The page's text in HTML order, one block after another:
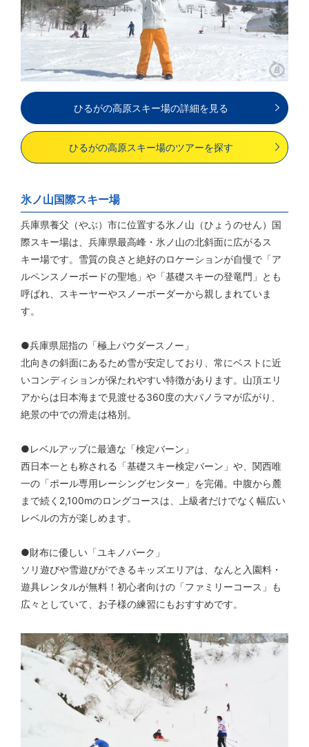
ひるがの高原スキー場の詳細を見る
ひるがの高原スキー場のツアーを探す
氷ノ山国際スキー場
兵庫県養父（やぶ）市に位置する氷ノ山（ひょうのせん）国
際スキー場は、兵庫県最高峰・氷ノ山の北斜面に広がるス
キー場です。雪質の良さと絶好のロケーションが自慢で「ア
ルペンスノーボードの聖地」や「基礎スキーの登竜門」とも
呼ばれ、スキーヤーやスノーボーダーから親しまれていま
す。
●兵庫県屈指の「極上パウダースノー」
北向きの斜面にあるため雪が安定しており、常にベストに近
いコンディションが保たれやすい特徴があります。山頂エリ
アからは日本海まで見渡せる360度の大パノラマが広がり、
絶景の中での滑走は格別。
●レベルアップに最適な「検定バーン」
西日本一とも称される「基礎スキー検定バーン」や、関西唯
一の「ポール専用レーシングセンター」を完備。中腹から麓
まで続く2,100mのロングコースは、上級者だけでなく幅広い
レベルの方が楽しめます。
●財布に優しい「ユキノパーク」
ソリ遊びや雪遊びができるキッズエリアは、なんと入園料・
遊具レンタルが無料！初心者向けの「ファミリーコース」も
広々としていて、お子様の練習にもおすすめです。